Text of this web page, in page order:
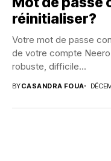
réinitialiser?
Votre mot de passe
de votre compte
robuste, difficile...
BYCASANDRA FOUA